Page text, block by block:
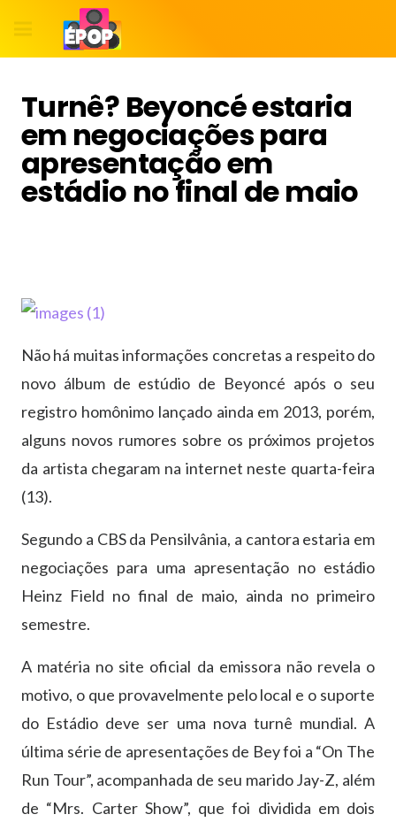
Turnê? Beyoncé estaria
em negociações para
apresentação em
estádio no final de maio
Não há muitas informações concretas a respeito do
novo álbum de estúdio de Beyoncé após o seu
registro homônimo lançado ainda em 2013, porém,
alguns novos rumores sobre os próximos projetos
da artista chegaram na internet neste quarta-feira
(13).
Segundo a CBS da Pensilvânia, a cantora estaria em
negociações para uma apresentação no estádio
Heinz Field no final de maio, ainda no primeiro
semestre.
A matéria no site oficial da emissora não revela o
motivo, o que provavelmente pelo local e o suporte
do Estádio deve ser uma nova turnê mundial. A
última série de apresentações de Bey foi a “On The
Run Tour”, acompanhada de seu marido Jay-Z, além
de “Mrs. Carter Show”, que foi dividida em dois